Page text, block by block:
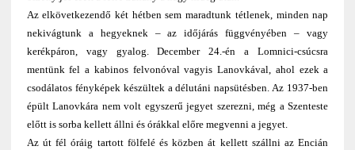
Az elkövetkezendő két hétben sem maradtunk tétlenek, minden nap
nekivágtunk a hegyeknek – az időjárás függvényében – vagy
kerékpáron, vagy gyalog. December 24.-én a Lomnici-csúcsra
mentünk fel a kabinos felvonóval vagyis Lanovkával, ahol ezek a
csodálatos fényképek készültek a délutáni napsütésben. Az 1937-ben
épült Lanovkára nem volt egyszerű jegyet szerezni, még a Szenteste
előtt is sorba kellett állni és órákkal előre megvenni a jegyet.
Az út fél óráig tartott fölfelé és közben át kellett szállni az Encián